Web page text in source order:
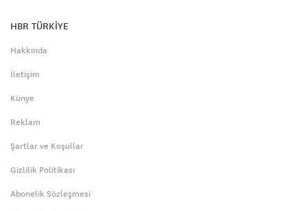
HBR TÜRKİYE
Hakkında
İletişim
Künye
Reklam
Şartlar ve Koşullar
Gizlilik Politikası
Abonelik Sözleşmesi